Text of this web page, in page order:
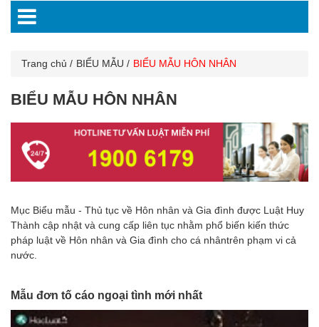
Trang chủ BIỂU MẪU BIỂU MẪU HÔN NHÂN
BIỂU MẪU HÔN NHÂN
Mục Biểu mẫu - Thủ tục về Hôn nhân và Gia đình được Luật Huy
Thành cập nhật và cung cấp liên tục nhằm phổ biến kiến thức
pháp luật về Hôn nhân và Gia đình cho cá nhântrên phạm vi cả
nước.
Mẫu đơn tố cáo ngoại tình mới nhất